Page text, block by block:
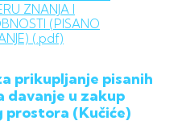
ZNANJA I
(PISANO
(.pdf)
prikupljanje pisanih
davanje u zakup
prostora (Kučiće)